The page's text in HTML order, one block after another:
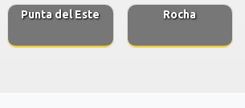
Punta del Este Rocha